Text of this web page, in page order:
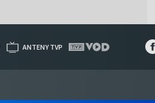
ANTENY TVP